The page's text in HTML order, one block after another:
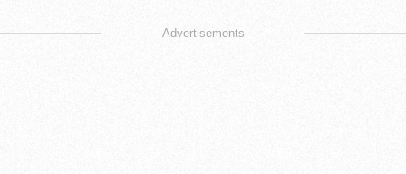
Advertisements